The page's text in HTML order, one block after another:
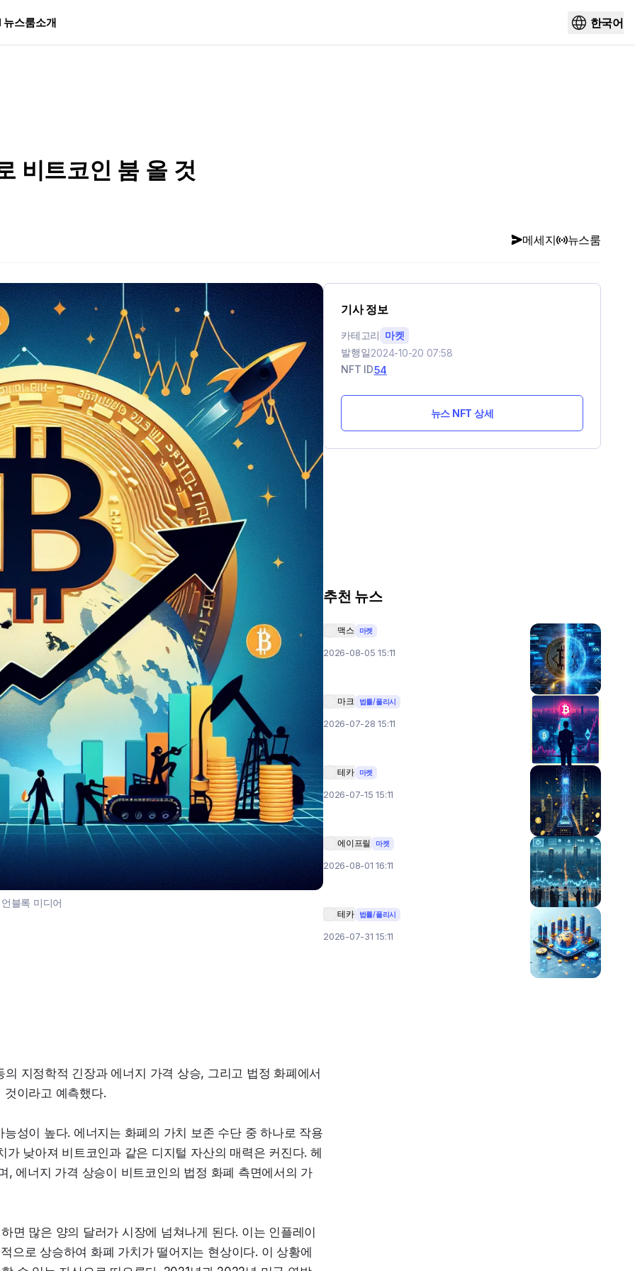
뉴스룸소개 한국어
비트코인 붐 올 것
메세지 뉴스룸
언블록 미디어
지정학적 긴장과 에너지 가격 상승, 그리고 법정 화폐에서
이라고 예측했다.
성이 높다. 에너지는 화폐의 가치 보존 수단 중 하나로 작용
낮아져 비트코인과 같은 디지털 자산의 매력은 커진다. 헤
에너지 가격 상승이 비트코인의 법정 화폐 측면에서의 가
면 많은 양의 달러가 시장에 넘쳐나게 된다. 이는 인플레이
으로 상승하여 화폐 가치가 떨어지는 현상이다. 이 상황에
기사 정보
카테고리 마켓
발행일2024-10-20 07:58
NFT ID54
뉴스 NFT 상세
추천 뉴스
맥스 마켓
2026-08-05 15:11
마크 법률/폴리시
2026-07-28 15:11
테카 마켓
2026-07-15 15:11
에이프릴 마켓
2026-08-01 16:11
테카 법률/폴리시
2026-07-31 15:11